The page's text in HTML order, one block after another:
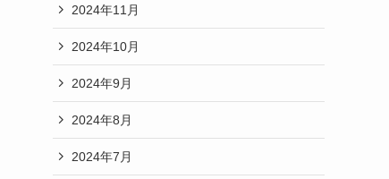
2024年11月
2024年10月
2024年9月
2024年8月
2024年7月